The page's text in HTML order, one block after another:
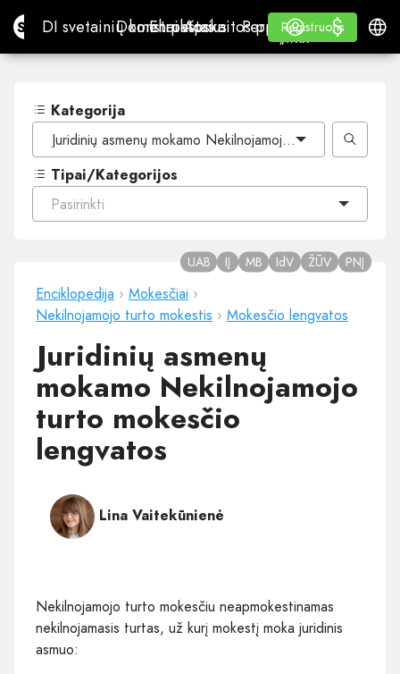
Site.proDI svetainių konstruktorius
DI svetainių konstruktorius
Domenai
DomenaiEl. paštas
El. paštasApskaitos programa
Apskaitos programa
Perpardavėjams
„WHITE LABEL“
Mokymasis
Mokymasis
Registruotis
Registruotis
Prisijungti
$
$
Kategorija
Juridinių asmenų mokamo Nekilnojamojo turto mokesčio
Tipai/Kategorijos
Pasirinkti
Enciklopedija › Mokesčiai ›
Nekilnojamojo turto mokestis › Mokesčio lengvatos
Juridinių asmenų
mokamo Nekilnojamojo
turto mokesčio
lengvatos
UAB IĮ MB IdV ŽŪV PNĮ
Lina Vaitekūnienė
Nekilnojamojo turto mokesčiu neapmokestinamas
nekilnojamasis turtas, už kurį mokestį moka juridinis
asmuo: